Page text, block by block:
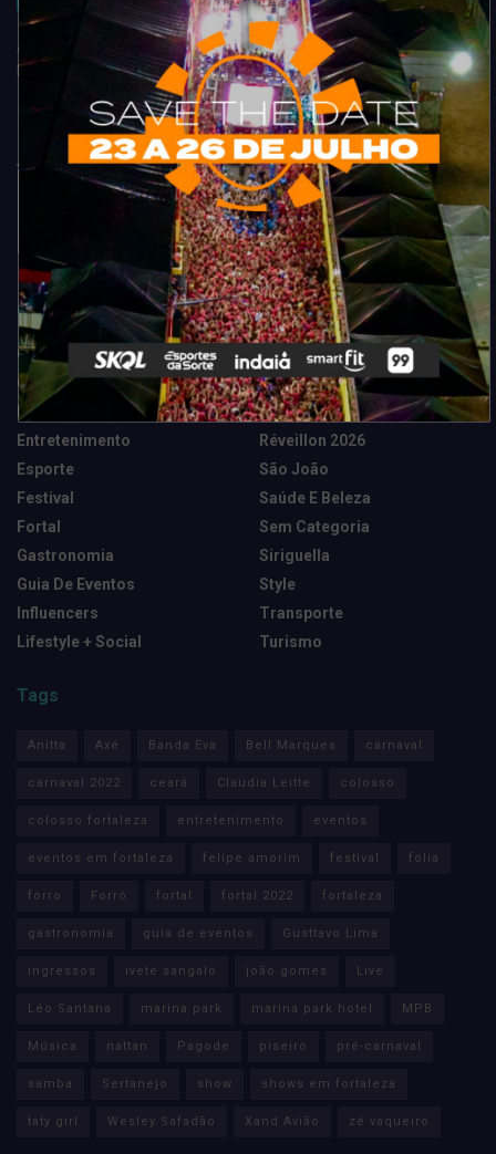
Acompanhe todas as novidades do entretenimento na região de
Fortaleza. Dicas, promoções, coberturas exclusivas e muito mais.
Categorias
Camarote Vip Junino
Cidade
Destaques
Entretenimento
Esporte
Festival
Fortal
Gastronomia
Guia De Eventos
Influencers
Lifestyle + Social
Marketing E Negócios
Música
News Tech
Réveillon 2026
São João
Saúde E Beleza
Sem Categoria
Siriguella
Style
Transporte
Turismo
Tags
Anitta Axé Banda Eva Bell Marques carnaval
carnaval 2022 ceará Claudia Leitte colosso
colosso fortaleza entretenimento eventos
eventos em fortaleza felipe amorim festival folia
forro Forró fortal fortal 2022 fortaleza
gastronomia guia de eventos Gusttavo Lima
ingressos ivete sangalo joão gomes Live
Léo Santana marina park marina park hotel MPB
Música nattan Pagode piseiro pré-carnaval
samba Sertanejo show shows em fortaleza
taty girl Wesley Safadão Xand Avião zé vaqueiro